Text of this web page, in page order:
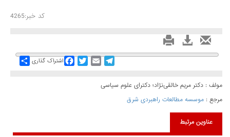
کد خبر:4265
Share اشتراک گذاری
FacebookTwitterEmail
Telegram
مولف : دکتر مریم خالقی‌نژاد؛ دکترای علوم سیاسی
مرجع : موسسه مطالعات راهبردی شرق
عناوین مرتبط